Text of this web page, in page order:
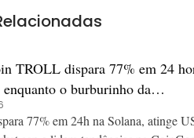
TROLL dispara 77% em 24
enquanto o burburinho da
impulsiona volume especulativo
77% em 24h na Solana, atinge